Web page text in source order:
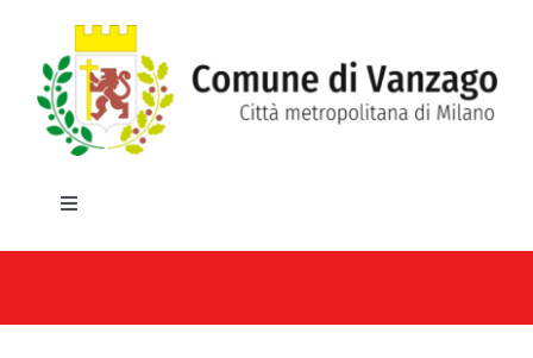
contenuto
Toggle
HOME
IL COMUNE